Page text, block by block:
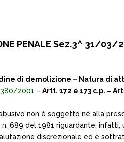
PENALE Sez.3^ 31/
di demolizione – Natura
380/2001 – Artt. 172 e 173 c.p. –
non è soggetto né alla
689 del 1981 riguardante,
discrezionale ed è